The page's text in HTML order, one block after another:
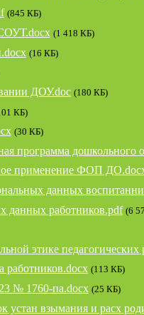
(845 КБ)
(1 418 КБ)
(16 КБ)
ДОУ.doc (180 КБ)
КБ)
(30 КБ)
программа дошкольного
применение ФОП
данных
данных работников.pdf (6
этике педагогических
работников.docx (113 КБ)
№ 1760-па.docx (25 КБ)
устан взымания и расх